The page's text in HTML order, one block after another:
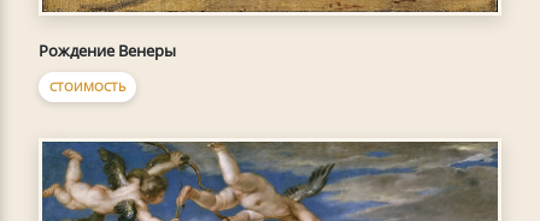
Рождение Венеры
СТОИМОСТЬ